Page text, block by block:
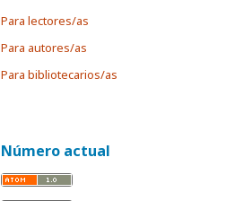
Para lectores/as
Para autores/as
Para bibliotecarios/as
Número actual